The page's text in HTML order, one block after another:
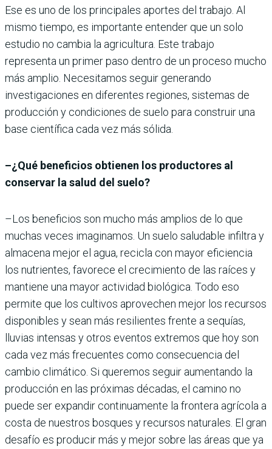
Ese es uno de los principales aportes del trabajo. Al
mismo tiempo, es importante entender que un solo
estudio no cambia la agricultura. Este trabajo
representa un primer paso dentro de un proceso mucho
más amplio. Necesitamos seguir generando
investigaciones en diferentes regiones, sistemas de
producción y condiciones de suelo para construir una
base científica cada vez más sólida.
–¿Qué beneficios obtienen los productores al
conservar la salud del suelo?
–Los beneficios son mucho más amplios de lo que
muchas veces imaginamos. Un suelo saludable infiltra y
almacena mejor el agua, recicla con mayor eficiencia
los nutrientes, favorece el crecimiento de las raíces y
mantiene una mayor actividad biológica. Todo eso
permite que los cultivos aprovechen mejor los recursos
disponibles y sean más resilientes frente a sequías,
lluvias intensas y otros eventos extremos que hoy son
cada vez más frecuentes como consecuencia del
cambio climático. Si queremos seguir aumentando la
producción en las próximas décadas, el camino no
puede ser expandir continuamente la frontera agrícola a
costa de nuestros bosques y recursos naturales. El gran
desafío es producir más y mejor sobre las áreas que ya